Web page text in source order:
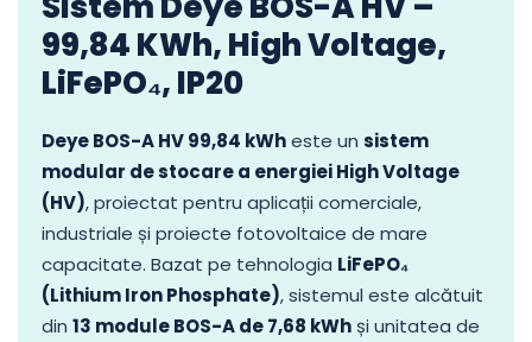
99,84 KWh, High Voltage,
LiFePO₄, IP20
Deye BOS-A HV 99,84 kWheste un sistem
modular de stocare a energiei High Voltage
(HV), proiectat pentru aplicații comerciale,
industriale și proiecte fotovoltaice de mare
capacitate. Bazat pe tehnologia LiFePO₄
(Lithium Iron Phosphate), sistemul este alcătuit
din 13 module BOS-A de 7,68 kWh și unitatea de